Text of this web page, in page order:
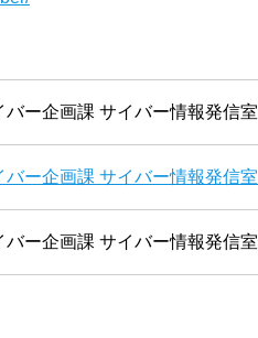
ー企画課 サイバー情報発信室
ー企画課 サイバー情報発信室
ー企画課 サイバー情報発信室